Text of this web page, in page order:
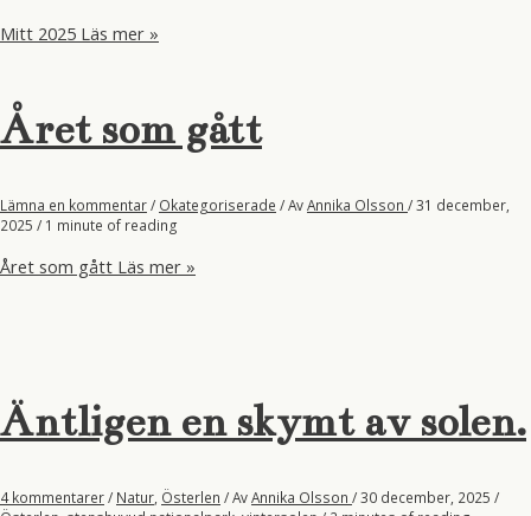
Mitt 2025 Läs mer »
Året som gått
Lämna en kommentar/ Okategoriserade / AvAnnika Olsson /31 december,
2025 / 1 minute of reading
Året som gått Läs mer »
Äntligen en skymt av solen.
4 kommentarer/ Natur Österlen / AvAnnika Olsson /30 december, 2025 /